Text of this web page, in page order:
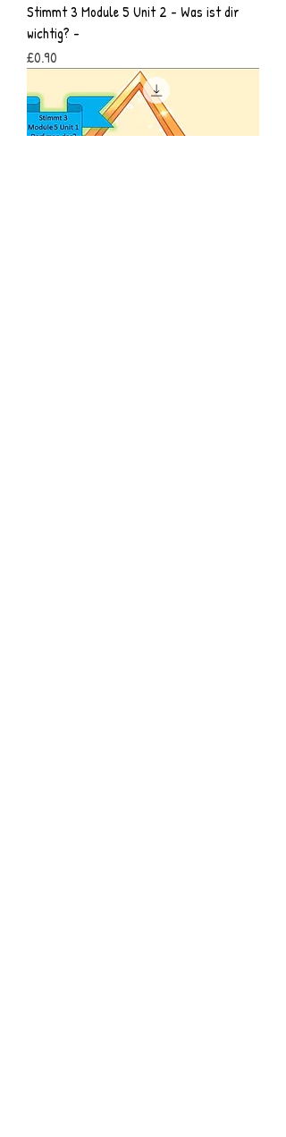
Stimmt 3 Module 5 Unit 2 - Was ist dir
wichtig? -
Price
£0.90